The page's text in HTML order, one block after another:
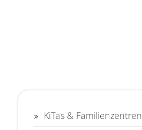
KiTas & Familienzentren